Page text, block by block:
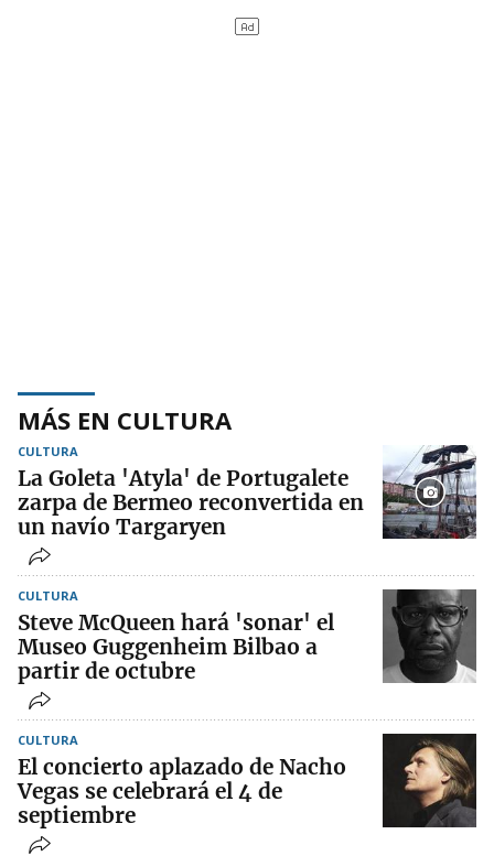
MÁS EN CULTURA
CULTURA
La Goleta 'Atyla' de Portugalete
zarpa de Bermeo reconvertida en
un navío Targaryen
CULTURA
Steve McQueen hará 'sonar' el
Museo Guggenheim Bilbao a
partir de octubre
CULTURA
El concierto aplazado de Nacho
Vegas se celebrará el 4 de
septiembre